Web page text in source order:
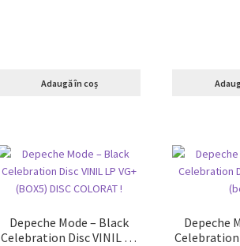
Adaugă în coș
Depeche Mode – Black
Celebration Disc VINIL LP
Depeche
Celebration Disc VINIL LP